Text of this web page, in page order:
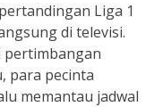
Liga 1
di televisi.
pertimbangan
para pecinta
memantau jadwal